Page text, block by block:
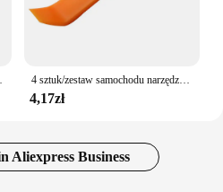
dla dziewczyny Kpop 4 sztuk/zestaw samochodu narzędzie do zdejmowania części drzwi samochodu dla Volvo Ford Focus VW Volkswagen JETTA MK6 GOLF 5 6 7 dla Skoda Fabia dla chevroleta Cruze
4,17zł
Aliexpress Business